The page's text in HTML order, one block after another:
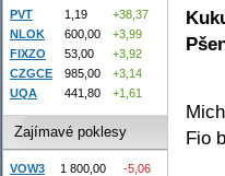
Fio
PVT 1,19
+38,37
NLOK
600,00
+3,99
FIXZO
53,00
+3,92
CZGCE
985,00
+3,14
UQA
441,80 +1,61
Zajímavé poklesy
VOW3 1 800,00
-5,06